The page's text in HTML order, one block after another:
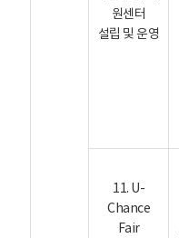
원센터
설립 및 운영
11. U-
Chance
Fair